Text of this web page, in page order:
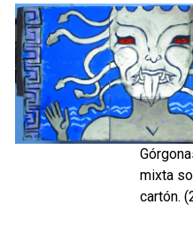
mixta
cartón.